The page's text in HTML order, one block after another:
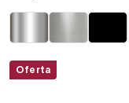
Oferta